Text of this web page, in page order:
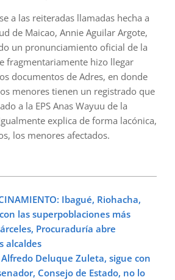
a las reiteradas llamadas hecha a
de Maicao, Annie Aguilar Argote,
un pronunciamiento oficial de la
fragmentariamente hizo llegar
documentos de Adres, en donde
menores tienen un registrado que
a la EPS Anas Wayuu de la
explica de forma lacónica,
los menores afectados.
Ibagué, Riohacha,
las superpoblaciones más
Procuraduría abre
alcaldes
Alfredo Deluque Zuleta, sigue con
Consejo de Estado, no lo